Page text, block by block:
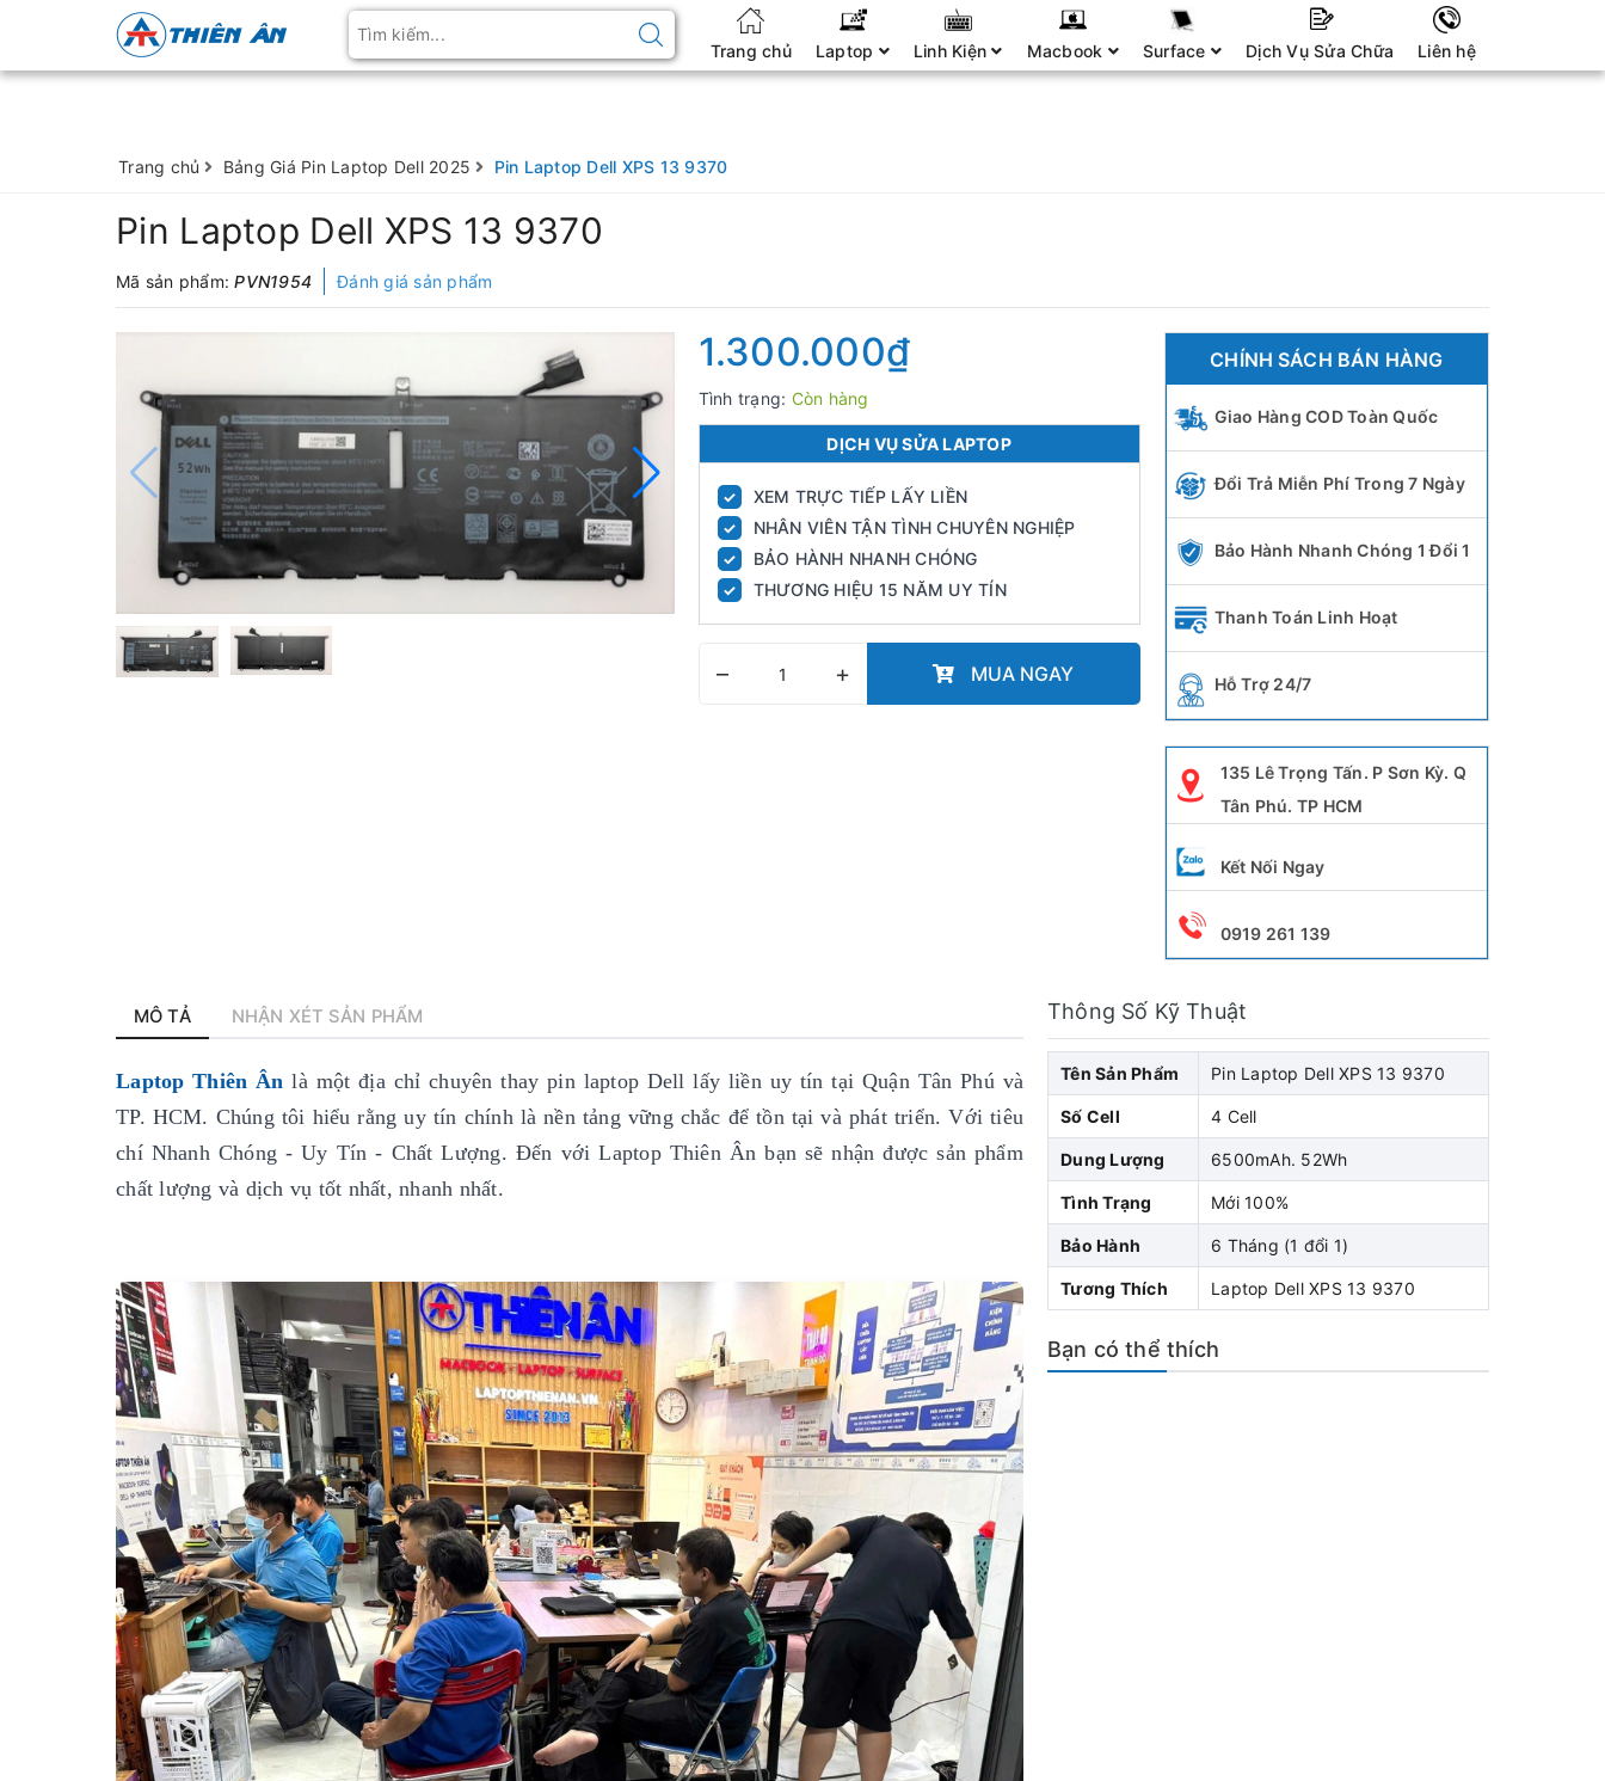
Trang chủ Laptop Linh Kiện Macbook Surface Dịch Vụ Sửa Chữa Liên hệ
Trang chủ Bảng Giá Pin Laptop Dell 2025 Pin Laptop Dell XPS 13 9370
Pin Laptop Dell XPS 13 9370
Mã sản phẩm:PVN1954 Đánh giá sản phẩm
1.300.000₫
Tình trạng: Còn hàng
DỊCH VỤ SỬA LAPTOP
✓ XEM TRỰC TIẾP LẤY LIỀN
✓ NHÂN VIÊN TẬN TÌNH CHUYÊN NGHIỆP
✓ BẢO HÀNH NHANH CHÓNG
✓ THƯƠNG HIỆU 15 NĂM UY TÍN
– + MUA NGAY
CHÍNH SÁCH BÁN HÀNG
Giao Hàng COD Toàn Quốc
Đổi Trả Miễn Phí Trong 7 Ngày
Bảo Hành Nhanh Chóng 1 Đổi 1
Thanh Toán Linh Hoạt
Hỗ Trợ 24/7
135 Lê Trọng Tấn. P Sơn Kỳ. Q
Tân Phú. TP HCM
Kết Nối Ngay
0919 261 139
MÔ TẢ NHẬN XÉT SẢN PHẨM
Laptop Thiên Ân là một địa chỉ chuyên thay pin laptop Dell lấy liền uy tín tại Quận Tân Phú và
TP. HCM. Chúng tôi hiểu rằng uy tín chính là nền tảng vững chắc để tồn tại và phát triển. Với tiêu
chí Nhanh Chóng - Uy Tín - Chất Lượng. Đến với Laptop Thiên Ân bạn sẽ nhận được sản phẩm
chất lượng và dịch vụ tốt nhất, nhanh nhất.
Thông Số Kỹ Thuật
Tên Sản Phẩm Pin Laptop Dell XPS 13 9370
Số Cell 4 Cell
Dung Lượng 6500mAh. 52Wh
Tình Trạng Mới 100%
Bảo Hành 6 Tháng (1 đổi 1)
Tương Thích Laptop Dell XPS 13 9370
Bạn có thể thích